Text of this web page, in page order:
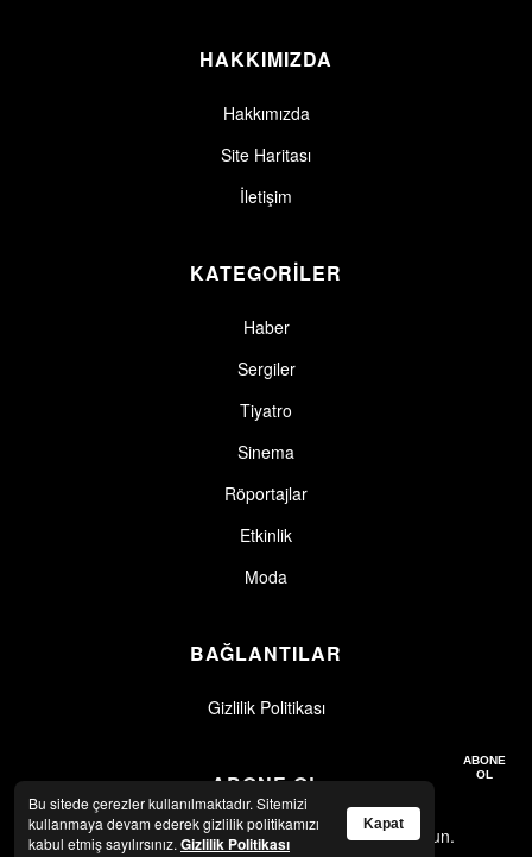
HAKKIMIZDA
Hakkımızda
Site Haritası
İletişim
KATEGORİLER
Haber
Sergiler
Tiyatro
Sinema
Röportajlar
Etkinlik
Moda
BAĞLANTILAR
Gizlilik Politikası
ABONE OL
En son haberler ve güncellemeler için abone olun.
ABONE
OL
Bu sitede çerezler kullanılmaktadır. Sitemizi
kullanmaya devam ederek gizlilik politikamızı
kabul etmiş sayılırsınız. Gizlilik Politikası
Kapat